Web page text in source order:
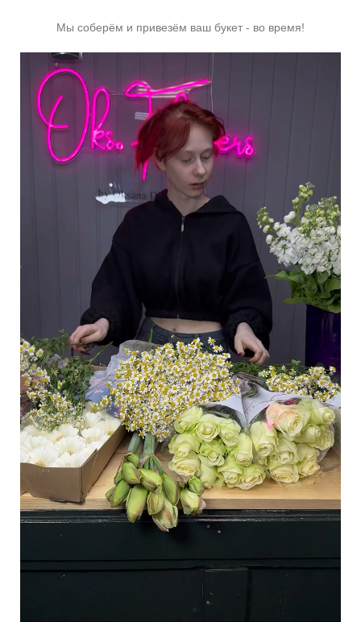
Мы соберём и привезём ваш букет - во время!